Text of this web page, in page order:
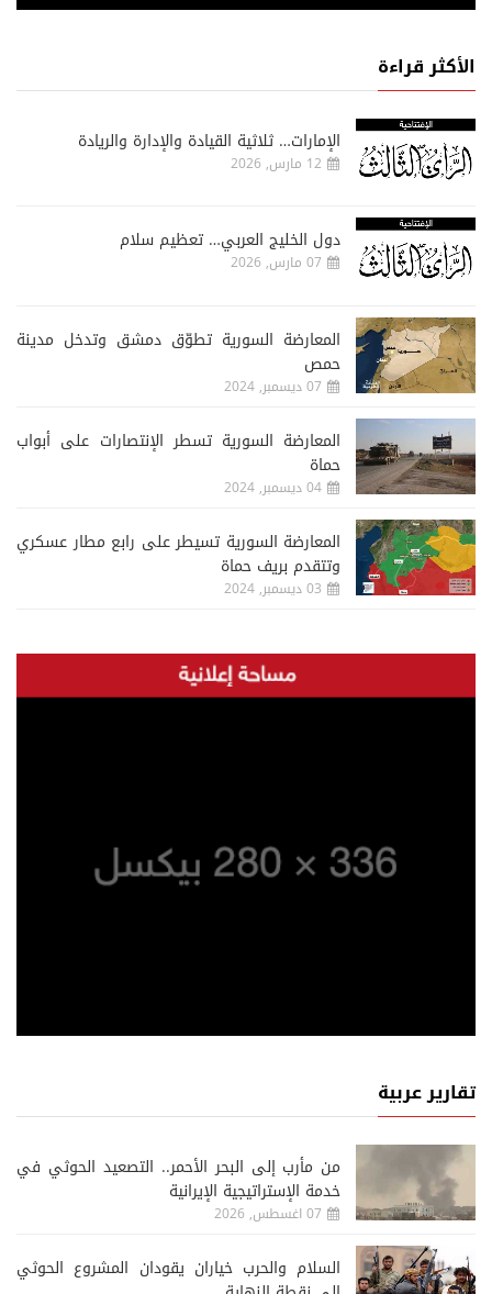
الأكثر قراءة
الإمارات… ثلاثية القيادة والإدارة والريادة
12 مارس, 2026
دول الخليج العربي… تعظيم سلام
07 مارس, 2026
المعارضة السورية تطوّق دمشق وتدخل مدينة
حمص
07 ديسمبر, 2024
المعارضة السورية تسطر الإنتصارات على أبواب
حماة
04 ديسمبر, 2024
المعارضة السورية تسيطر على رابع مطار عسكري
وتتقدم بريف حماة
03 ديسمبر, 2024
تقارير عربية
من مأرب إلى البحر الأحمر.. التصعيد الحوثي في
خدمة الإستراتيجية الإيرانية
07 اغسطس, 2026
السلام والحرب خياران يقودان المشروع الحوثي